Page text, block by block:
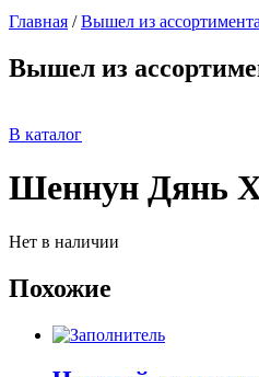
Главная /Вышел из ассортимента
Вышел из
В каталог
Шеннун Дянь
Нет в наличии
Похожие